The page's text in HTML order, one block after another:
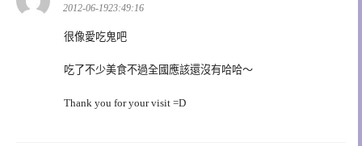
示:
2012-06-1923:49:16
很像愛吃鬼吧
吃了不少美食不過全國應該還沒有哈哈～
Thank you for your visit =D